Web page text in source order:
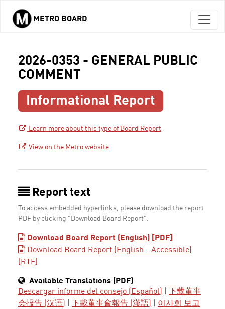
Skip to main content
METRO BOARD
2026-0353 - GENERAL PUBLIC
COMMENT
Informational Report
Learn more about this type of Board Report
View on the Metro website
Report text
To access embedded hyperlinks, please download the report
PDF by clicking "Download Board Report".
Download Board Report (English) [PDF]
Download Board Report (English - Accessible)
[RTF]
Available Translations (PDF)
Descargar informe del consejo (Español)
下载董事
会报告 (汉语)
下載董事會報告 (漢語)
이사회 보고